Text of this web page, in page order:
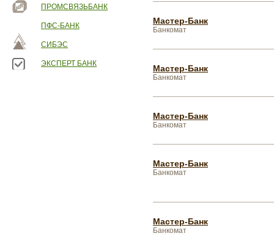
ПРОМСВЯЗЬБАНК
ПФС-БАНК
СИБЭС
ЭКСПЕРТ БАНК
Мастер-Банк
Банкомат
Мастер-Банк
Банкомат
Мастер-Банк
Банкомат
Мастер-Банк
Банкомат
Мастер-Банк
Банкомат